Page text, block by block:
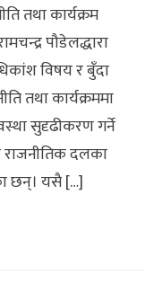
तथा कार्यक्रम
पौडेलद्धारा
विषय र बुँदा
तथा कार्यक्रममा
सुदृढीकरण गर्ने
दलका
छन्। यसै […]